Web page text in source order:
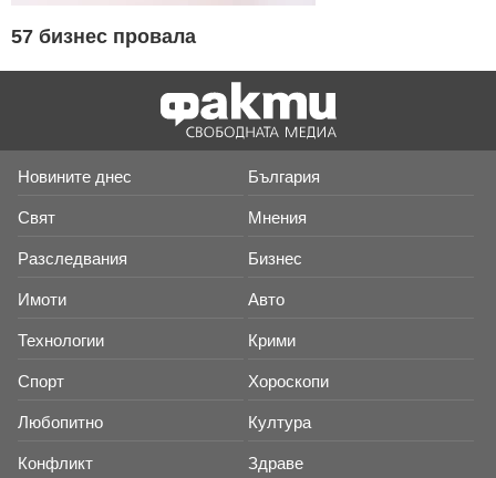
57 бизнес провала
Новините днес България
Свят Мнения
Разследвания Бизнес
Имоти Авто
Технологии Крими
Спорт Хороскопи
Любопитно Култура
Конфликт Здраве